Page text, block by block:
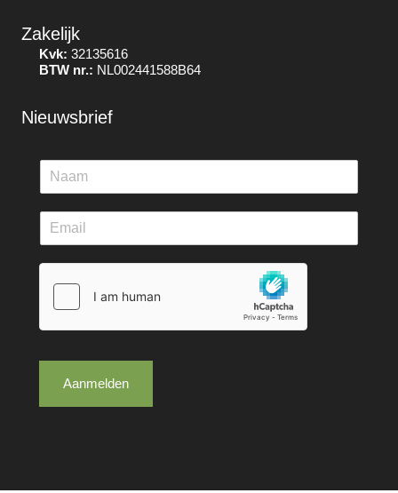
Zakelijk
Kvk: 32135616
BTW nr.: NL002441588B64
Nieuwsbrief
Aanmelden